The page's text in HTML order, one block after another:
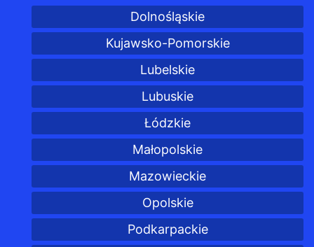
Dolnośląskie
Kujawsko-Pomorskie
Lubelskie
Lubuskie
Łódzkie
Małopolskie
Mazowieckie
Opolskie
Podkarpackie